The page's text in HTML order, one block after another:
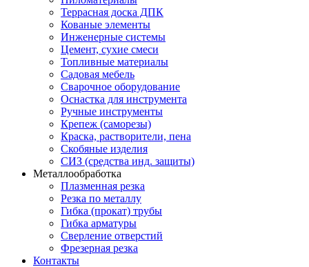
Террасная доска ДПК
Кованые элементы
Инженерные системы
Цемент, сухие смеси
Топливные материалы
Садовая мебель
Сварочное оборудование
Оснастка для инструмента
Ручные инструменты
Крепеж (саморезы)
Краска, растворители, пена
Скобяные изделия
СИЗ (средства инд. защиты)
Металлообработка
Плазменная резка
Резка по металлу
Гибка (прокат) трубы
Гибка арматуры
Сверление отверстий
Фрезерная резка
Контакты